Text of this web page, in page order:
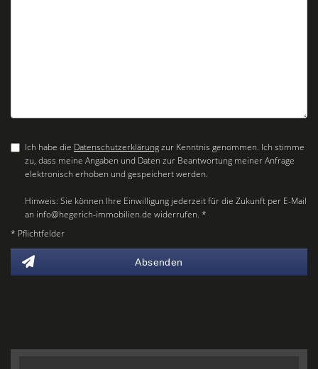
Ich habe die Datenschutzerklärungzur Kenntnis genommen. Ich stimme
zu, dass meine Angaben und Daten zur Beantwortung meiner Anfrage
elektronisch erhoben und gespeichert werden.
Hinweis: Sie können Ihre Einwilligung jederzeit für die Zukunft per E-Mail
an info@hegerich-immobilien.de widerrufen. *
* Pflichtfelder
Absenden